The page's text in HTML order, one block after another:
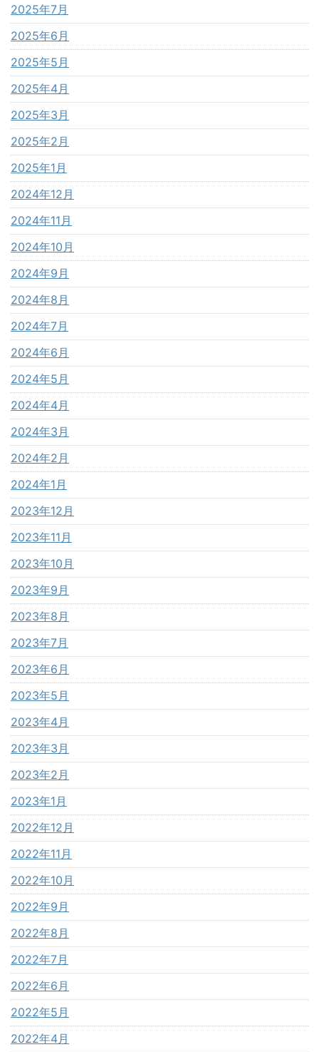
2025年7月
2025年6月
2025年5月
2025年4月
2025年3月
2025年2月
2025年1月
2024年12月
2024年11月
2024年10月
2024年9月
2024年8月
2024年7月
2024年6月
2024年5月
2024年4月
2024年3月
2024年2月
2024年1月
2023年12月
2023年11月
2023年10月
2023年9月
2023年8月
2023年7月
2023年6月
2023年5月
2023年4月
2023年3月
2023年2月
2023年1月
2022年12月
2022年11月
2022年10月
2022年9月
2022年8月
2022年7月
2022年6月
2022年5月
2022年4月